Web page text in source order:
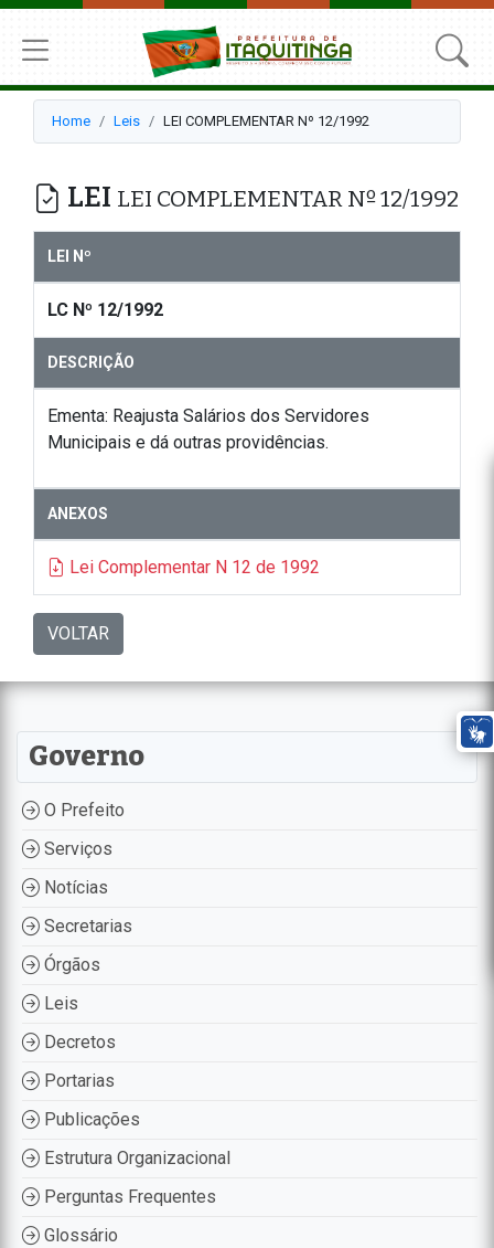
Home Leis LEI COMPLEMENTAR Nº 12/1992
LEI LEI COMPLEMENTAR Nº 12/1992
LEI Nº
LC Nº 12/1992
DESCRIÇÃO
Ementa: Reajusta Salários dos Servidores
Municipais e dá outras providências.
ANEXOS
Lei Complementar N 12 de 1992
VOLTAR
Governo
O Prefeito
Serviços
Notícias
Secretarias
Órgãos
Leis
Decretos
Portarias
Publicações
Estrutura Organizacional
Perguntas Frequentes
Glossário